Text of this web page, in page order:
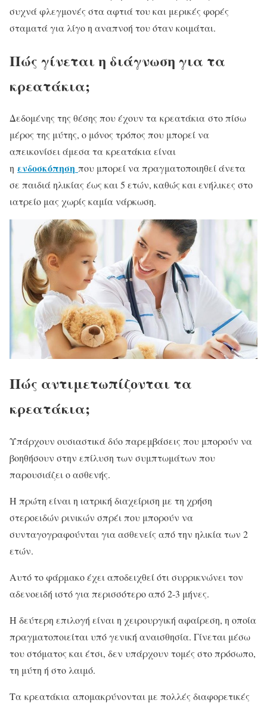
συχνά φλεγμονές στα αφτιά του και μερικές φορές
σταματά για λίγο η αναπνοή του όταν κοιμάται.
Πώς γίνεται η διάγνωση για τα
κρεατάκια;
Δεδομένης της θέσης που έχουν τα κρεατάκια στο πίσω
μέρος της μύτης, ο μόνος τρόπος που μπορεί να
απεικονίσει άμεσα τα κρεατάκια είναι
η ενδοσκόπηση που μπορεί να πραγματοποιηθεί άνετα
σε παιδιά ηλικίας έως και 5 ετών, καθώς και ενήλικες στο
ιατρείο μας χωρίς καμία νάρκωση.
Πώς αντιμετωπίζονται τα
κρεατάκια;
Υπάρχουν ουσιαστικά δύο παρεμβάσεις που μπορούν να
βοηθήσουν στην επίλυση των συμπτωμάτων που
παρουσιάζει ο ασθενής.
Η πρώτη είναι η ιατρική διαχείριση με τη χρήση
στεροειδών ρινικών σπρέι που μπορούν να
συνταγογραφούνται για ασθενείς από την ηλικία των 2
ετών.
Αυτό το φάρμακο έχει αποδειχθεί ότι συρρικνώνει τον
αδενοειδή ιστό για περισσότερο από 2-3 μήνες.
Η δεύτερη επιλογή είναι η χειρουργική αφαίρεση, η οποία
πραγματοποιείται υπό γενική αναισθησία. Γίνεται μέσω
του στόματος και έτσι, δεν υπάρχουν τομές στο πρόσωπο,
τη μύτη ή στο λαιμό.
Τα κρεατάκια απομακρύνονται με πολλές διαφορετικές